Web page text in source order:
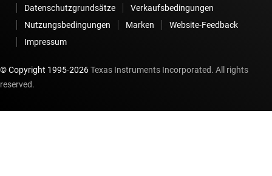
Datenschutzgrundsätze
Verkaufsbedingungen
Nutzungsbedingungen
Marken
Website-Feedback
Impressum
© Copyright 1995-2026Texas Instruments Incorporated. All rights
reserved.